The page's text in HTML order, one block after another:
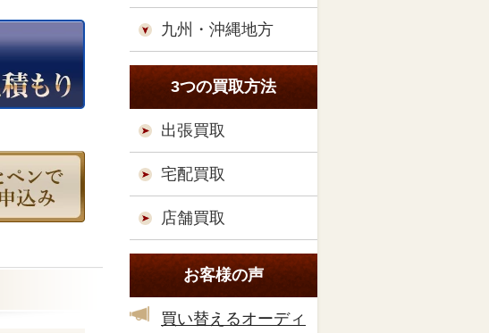
九州・沖縄地方
3つの買取方法
出張買取
宅配買取
店舗買取
お客様の声
買い替えるオーディ